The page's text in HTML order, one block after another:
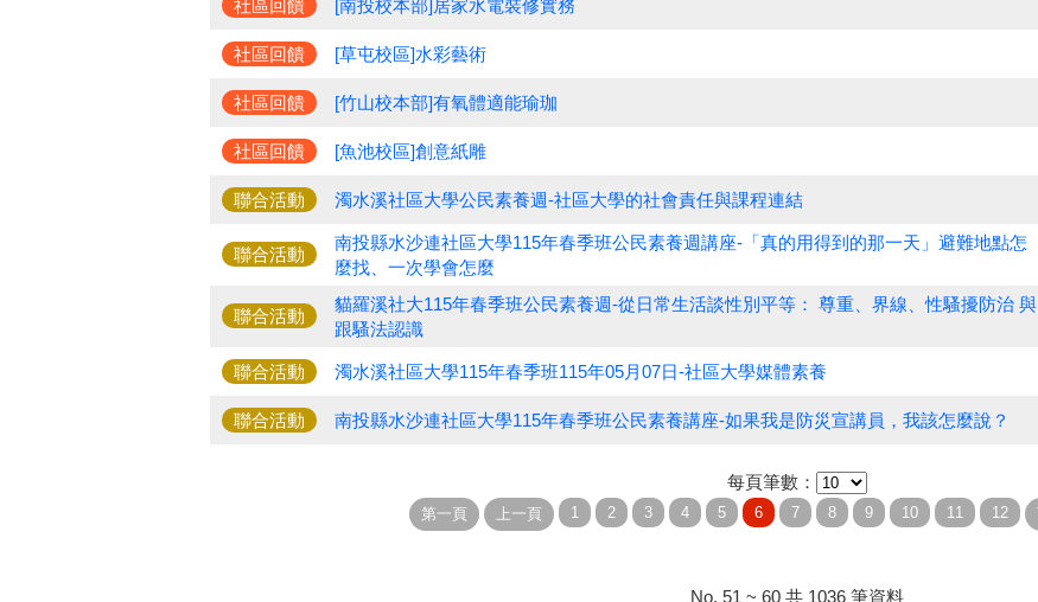
社區回饋 [南投校本部]居家水電裝修實務
社區回饋 [草屯校區]水彩藝術
社區回饋 [竹山校本部]有氧體適能瑜珈
社區回饋 [魚池校區]創意紙雕
聯合活動 濁水溪社區大學公民素養週-社區大學的社會責任與課程連結
聯合活動
南投縣水沙連社區大學115年春季班公民素養週講座-「真的用得到的那一天」避難地點怎
麼找、一次學會怎麼
聯合活動
貓羅溪社大115年春季班公民素養週-從日常生活談性別平等： 尊重、界線、性騷擾防治 與
跟騷法認識
聯合活動 濁水溪社區大學115年春季班115年05月07日-社區大學媒體素養
聯合活動 南投縣水沙連社區大學115年春季班公民素養講座-如果我是防災宣講員，我該怎麼說？
每頁筆數：
No. 51 ~ 60 共 1036 筆資料